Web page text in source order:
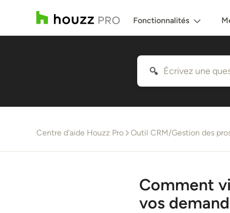
Fonctionnalités
Centre d'aide Houzz Pro Outil CRM/Gestion des
Comment
vos